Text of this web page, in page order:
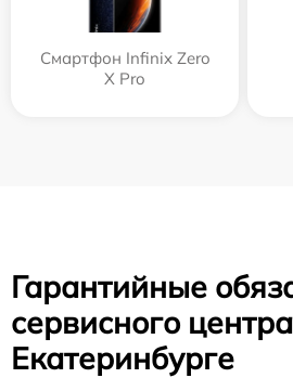
Смартфон Infinix Zero
X Pro
Гарантийные
сервисного
Екатеринбурге